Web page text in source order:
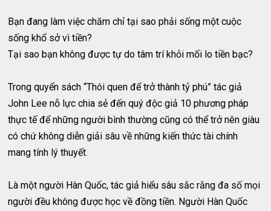
Bạn đang làm việc chăm chỉ tại sao phải sống một cuộc
sống khổ sở vì tiền?
Tại sao bạn không được tự do tâm trí khỏi mối lo tiền bạc?
Trong quyển sách “Thói quen để trở thành tỷ phú” tác giả
John Lee nỗ lực chia sẻ đến quý độc giả 10 phương pháp
thực tế để những người bình thường cũng có thể trở nên giàu
có chứ không diễn giải sâu về những kiến thức tài chính
mang tính lý thuyết.
Là một người Hàn Quốc, tác giả hiểu sâu sắc rằng đa số mọi
người đều không được học về đồng tiền. Người Hàn Quốc